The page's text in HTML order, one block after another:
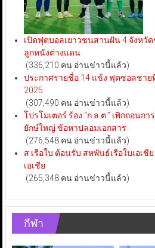
เปิดฟุตบอลเยาวชนสานฝัน 4 จังหวั
ลูกหนังต่างแดน
(336,210 คน อ่านข่าวนี้แล้ว)
ประกาศรายชื่อ 14 แข้ง ฟุตซอลชา
2025
(307,490 คน อ่านข่าวนี้แล้ว)
โปรโมเตอร์ ร้อง “ก.ล.ต.” เพิกถอน
ยักษ์ใหญ่ ข้อหาปลอมเอกสาร
(276,548 คน อ่านข่าวนี้แล้ว)
ส.เรือใบ ต้อนรับ สหพันธ์เรือใบเอเ
เอเชีย
(265,348 คน อ่านข่าวนี้แล้ว)
กีฬา